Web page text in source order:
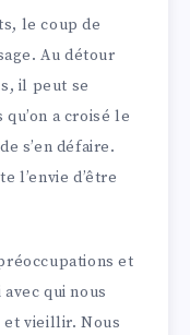
le coup de
Au détour
il peut se
a croisé le
s’en défaire.
l’envie d’être
et
qui nous
vieillir. Nous